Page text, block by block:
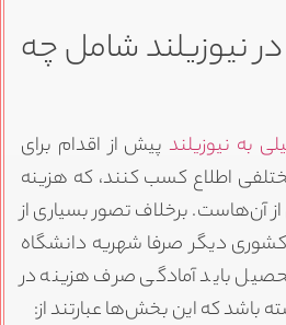
شامل چه
نیوزیلندپیش از اقدام برای
اطلاع کسب کنند، که هزینه
برخلاف تصور بسیاری از
دیگر صرفا شهریه دانشگاه
آمادگی صرف هزینه در
که این بخش‌ها عبارتند از: